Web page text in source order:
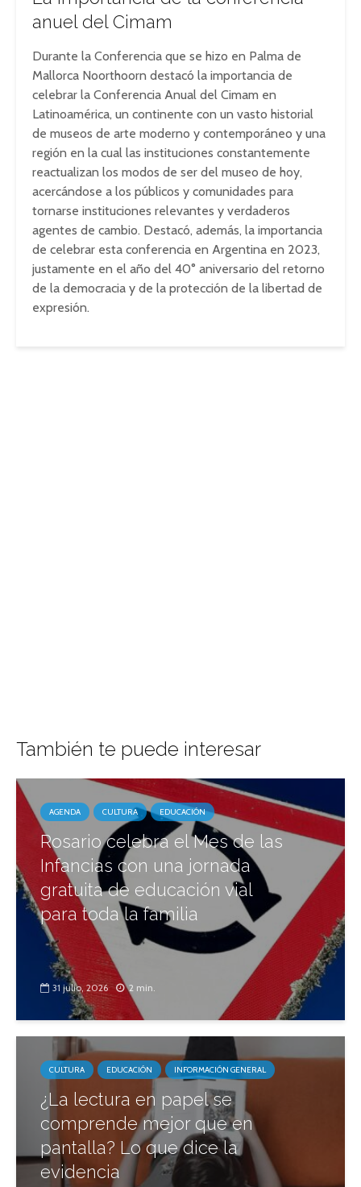
anuel del Cimam
Durante la Conferencia que se hizo en Palma de
Mallorca Noorthoorn destacó la importancia de
celebrar la Conferencia Anual del Cimam en
Latinoamérica, un continente con un vasto historial
de museos de arte moderno y contemporáneo y una
región en la cual las instituciones constantemente
reactualizan los modos de ser del museo de hoy,
acercándose a los públicos y comunidades para
tornarse instituciones relevantes y verdaderos
agentes de cambio. Destacó, además, la importancia
de celebrar esta conferencia en Argentina en 2023,
justamente en el año del 40° aniversario del retorno
de la democracia y de la protección de la libertad de
expresión.
También te puede interesar
AGENDA CULTURA EDUCACIÓN
Rosario celebra el Mes de las
Infancias con una jornada
gratuita de educación vial
para toda la familia
31 julio, 2026 2 min.
CULTURA EDUCACIÓN INFORMACIÓN GENERAL
¿La lectura en papel se
comprende mejor que en
pantalla? Lo que dice la
evidencia